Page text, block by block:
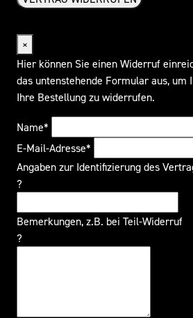
×
Hier können Sie einen Widerruf
das untenstehende Formular aus, um
Ihre Bestellung zu widerrufen.
Name*
E-Mail-Adresse*
Angaben zur Identifizierung des
?
Bemerkungen, z.B. bei Teil-Widerruf
?